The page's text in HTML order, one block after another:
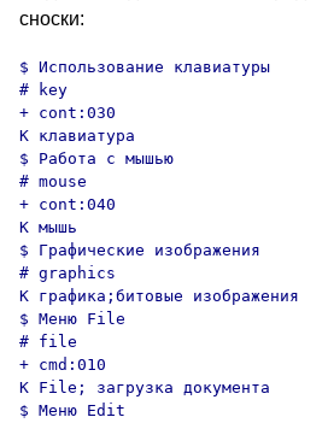
сноски:
$ Использование клавиатуры
# key
+ cont:030
K клавиатура
$ Работа с мышью
# mouse
+ cont:040
K мышь
$ Графические изображения
# graphics
K графика;битовые изображения
$ Меню File
# file
+ cmd:010
K File; загрузка документа
$ Меню Edit